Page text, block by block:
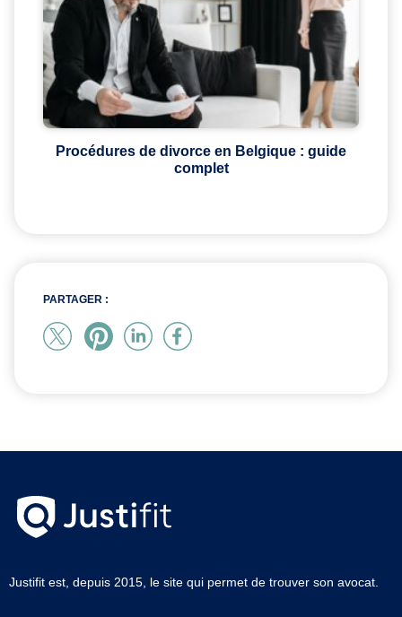
Procédures de divorce en Belgique : guide
complet
PARTAGER :
Justifit est, depuis 2015, le site qui permet de trouver son avocat.